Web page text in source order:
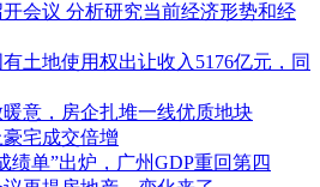
会议 分析研究当前经济形势和经
土地使用权出让收入5176亿元，同
意，房企扎堆一线优质地块
宅成交倍增
绩单”出炉，广州GDP重回第四